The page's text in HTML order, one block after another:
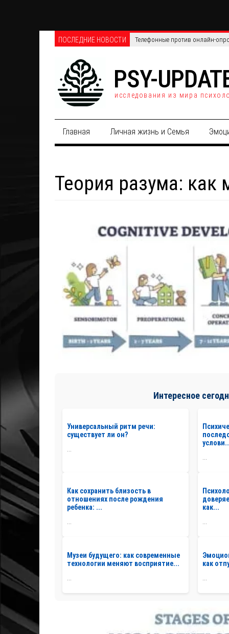
ПОСЛЕДНИЕ НОВОСТИ Хрупкий «разум» ИИ: почему
PSY-
исследования из мира
Главная Личная жизнь и Семья
Теория разума:
Интересное
Универсальный ритм речи:
существует ли он?
...
...
Как сохранить близость в
отношениях после рождения
ребенка: ...
как...
Музеи будущего: как современные
технологии меняют восприятие...
как